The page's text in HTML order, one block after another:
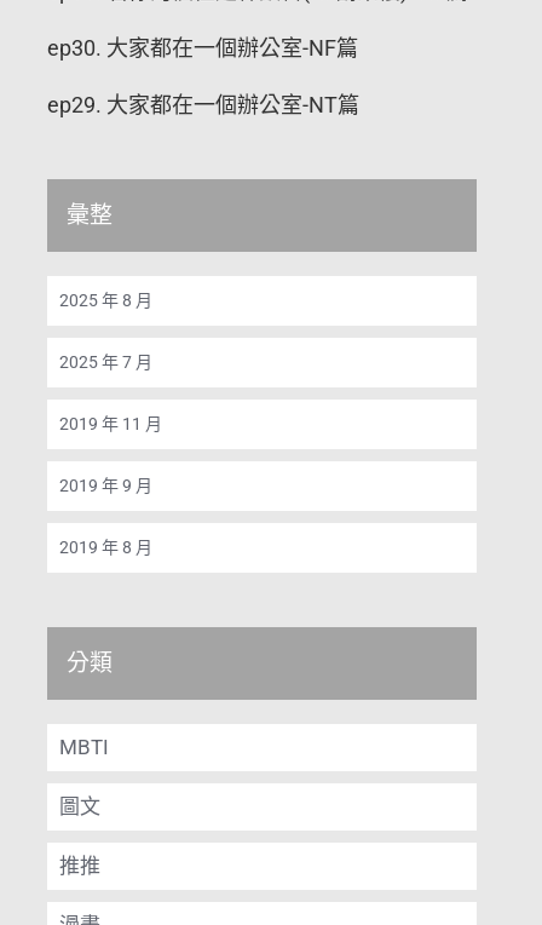
ep30. 大家都在一個辦公室-NF篇
ep29. 大家都在一個辦公室-NT篇
彙整
2025 年 8 月
2025 年 7 月
2019 年 11 月
2019 年 9 月
2019 年 8 月
分類
MBTI
圖文
推推